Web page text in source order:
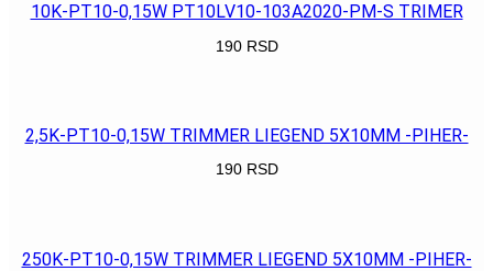
10K-PT10-0,15W PT10LV10-103A2020-PM-S TRIMER
190 RSD
2,5K-PT10-0,15W TRIMMER LIEGEND 5X10MM -PIHER-
190 RSD
250K-PT10-0,15W TRIMMER LIEGEND 5X10MM -PIHER-